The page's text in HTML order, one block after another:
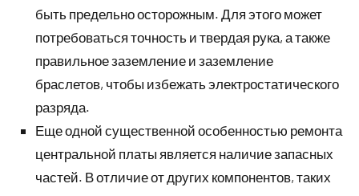
быть предельно осторожным. Для этого может
потребоваться точность и твердая рука, а также
правильное заземление и заземление
браслетов, чтобы избежать электростатического
разряда.
Еще одной существенной особенностью ремонта
центральной платы является наличие запасных
частей. В отличие от других компонентов, таких